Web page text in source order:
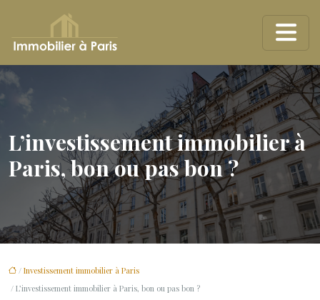
L’investissement immobilier à
Paris, bon ou pas bon ?
/ Investissement immobilier à Paris
/ L’investissement immobilier à Paris, bon ou pas bon ?